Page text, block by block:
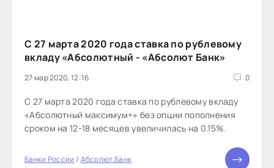
С 27 марта 2020 года ставка по рублевому
вкладу «Абсолютный - «Абсолют Банк»
27 мар 2020, 12:16 0
С 27 марта 2020 года ставка по рублевому вкладу
«Абсолютный максимум+» без опции пополнения
сроком на 12-18 месяцев увеличилась на 0.15%.
Банки России / Абсолют Банк